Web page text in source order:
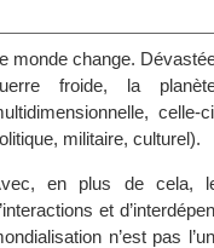
monde change.
froide, la
militaire, culturel).
en plus de cela,
et
n’est pas